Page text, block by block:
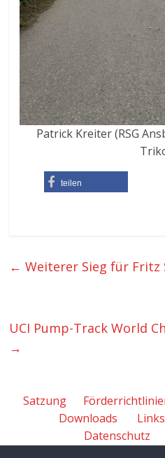
Patrick Kreiter (RSG
teilen
← Weiterer Sieg für Fritz
UCI Pump-Track World
→
Satzung
Downloads
Links
Datenschutz